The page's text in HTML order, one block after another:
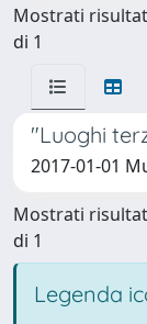
Mostrati
di 1
"Luoghi
2017-01-01
Mostrati
di 1
Legenda